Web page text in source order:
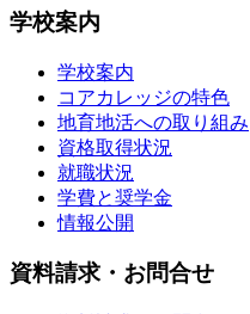
学校案内
学校案内
コアカレッジの特色
地育地活への取り組み
資格取得状況
就職状況
学費と奨学金
情報公開
資料請求・お問合せ